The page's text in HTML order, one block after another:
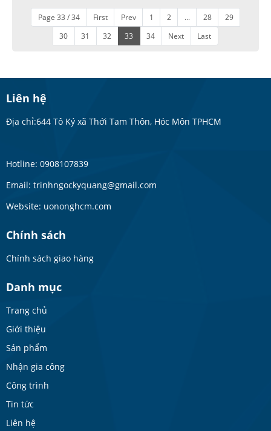
Page 33 / 34 First Prev 1 2 ... 28
29
30
31 32 33 34 Next Last
Liên hệ
Địa chỉ:644 Tô Ký xã Thới Tam Thôn, Hóc Môn TPHCM
Hotline: 0908107839
Email: trinhngockyquang@gmail.com
Website: uononghcm.com
Chính sách
Chính sách giao hàng
Danh mục
Trang chủ
Giới thiệu
Sản phẩm
Nhận gia công
Công trình
Tin tức
Liên hệ